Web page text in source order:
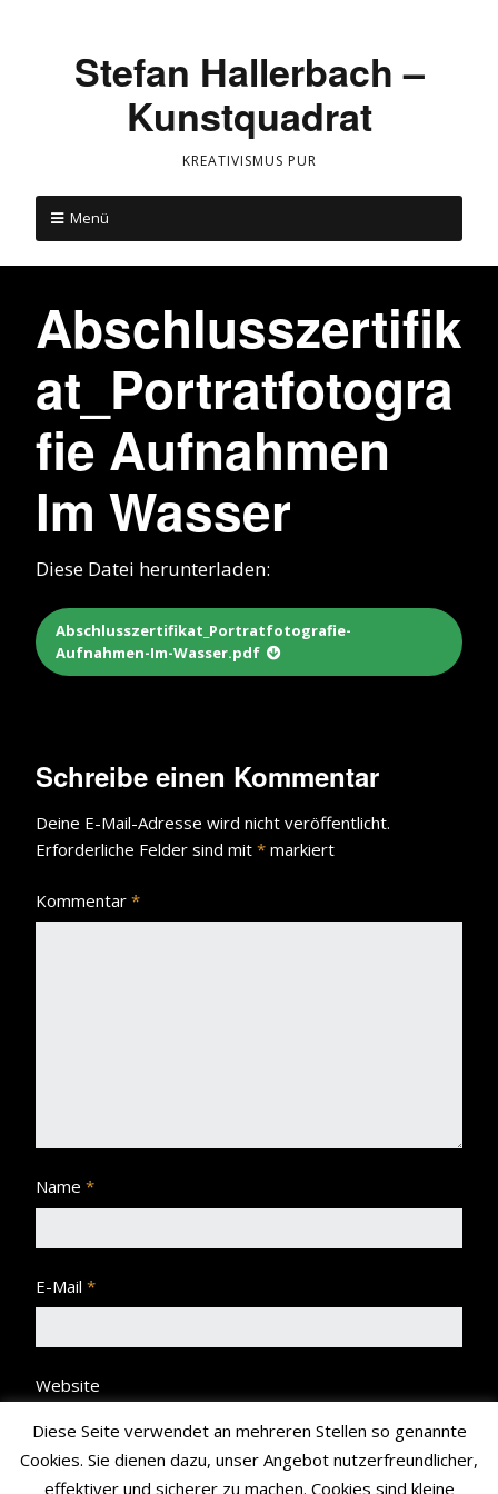
Stefan Hallerbach –
Kunstquadrat
KREATIVISMUS PUR
Menü
Abschlusszertifik
at_Portratfotogra
fie Aufnahmen
Im Wasser
Diese Datei herunterladen:
Abschlusszertifikat_Portratfotografie-
Aufnahmen-Im-Wasser.pdf
Schreibe einen Kommentar
Deine E-Mail-Adresse wird nicht veröffentlicht.
Erforderliche Felder sind mit * markiert
Kommentar *
Name *
E-Mail *
Website
Diese Seite verwendet an mehreren Stellen so genannte
Cookies. Sie dienen dazu, unser Angebot nutzerfreundlicher,
effektiver und sicherer zu machen. Cookies sind kleine